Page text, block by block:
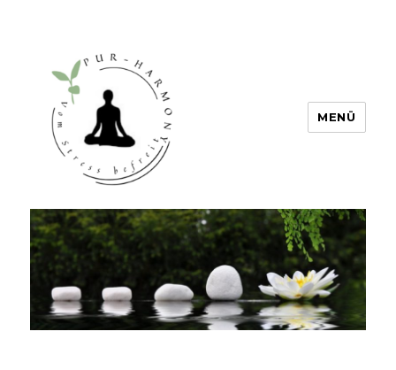
PUR HARMONY – Vom Stress
befreit
MENÜ